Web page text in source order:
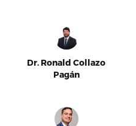
Dr. Ronald Collazo
Pagán